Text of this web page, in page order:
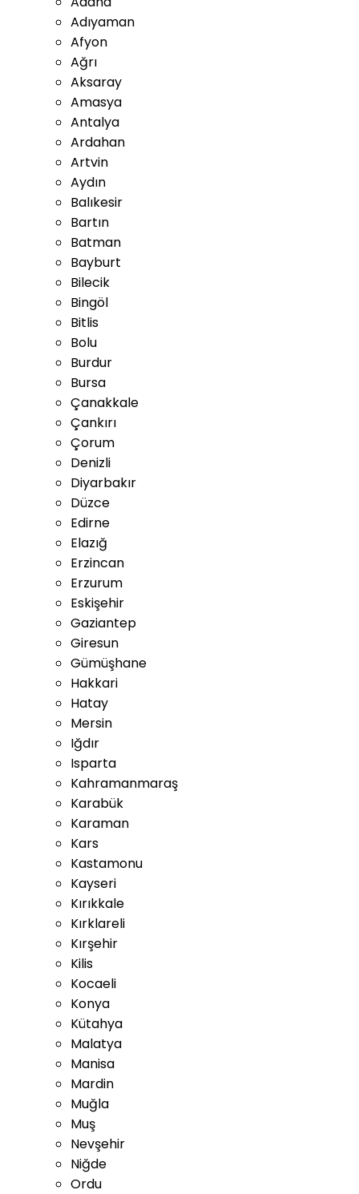
Adıyaman
Afyon
Ağrı
Aksaray
Amasya
Antalya
Ardahan
Artvin
Aydın
Balıkesir
Bartın
Batman
Bayburt
Bilecik
Bingöl
Bitlis
Bolu
Burdur
Bursa
Çanakkale
Çankırı
Çorum
Denizli
Diyarbakır
Düzce
Edirne
Elazığ
Erzincan
Erzurum
Eskişehir
Gaziantep
Giresun
Gümüşhane
Hakkari
Hatay
Mersin
Iğdır
Isparta
Kahramanmaraş
Karabük
Karaman
Kars
Kastamonu
Kayseri
Kırıkkale
Kırklareli
Kırşehir
Kilis
Kocaeli
Konya
Kütahya
Malatya
Manisa
Mardin
Muğla
Muş
Nevşehir
Niğde
Ordu